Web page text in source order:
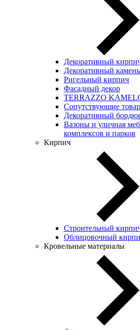
Декоративный
Декоративный камень
Ригельный кирпич
Фасадный декор
TERRAZZO
Сопутствующие
Декоративный
Вазоны и уличная
комплексов и парков
Кирпич
Строительный
Облицовочный
Кровельные материалы